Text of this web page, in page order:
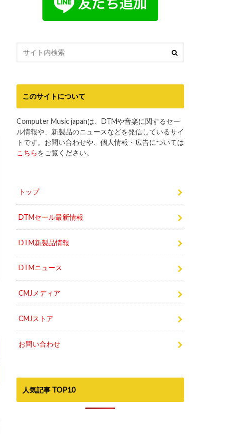
このサイトについて
Computer Music japanは、DTMや音楽に関するセー
ル情報や、新製品のニュースなどを発信しているサイ
トです。お問い合わせや、個人情報・広告については
こちらをご覧ください。
トップ
DTMセール最新情報
DTM新製品情報
DTMニュース
CMJメディア
CMJストア
お問い合わせ
人気記事 TOP10